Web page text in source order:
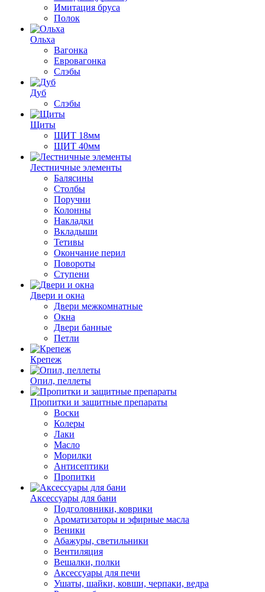
Имитация бруса
Полок
Ольха
Вагонка
Евровагонка
Слэбы
Дуб
Слэбы
Щиты
ЩИТ 18мм
ЩИТ 40мм
Лестничные элементы
Балясины
Столбы
Поручни
Колонны
Накладки
Вкладыши
Тетивы
Окончание перил
Повороты
Ступени
Двери и окна
Двери межкомнатные
Окна
Двери банные
Петли
Крепеж
Опил, пеллеты
Пропитки и защитные препараты
Воски
Колеры
Лаки
Масло
Морилки
Антисептики
Пропитки
Аксессуары для бани
Подголовники, коврики
Ароматизаторы и эфирные масла
Веники
Абажуры, светильники
Вентиляция
Вешалки, полки
Аксессуары для печи
Ушаты, шайки, ковши, черпаки, ведра